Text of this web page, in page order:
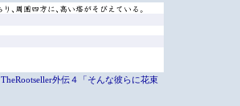
TheRootseller外伝４「そんな彼らに花束